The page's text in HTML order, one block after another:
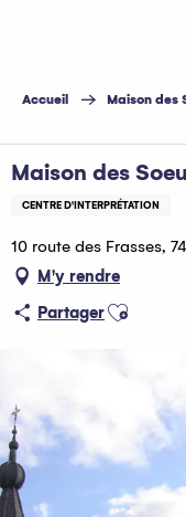
principal
Accueil Maison des
Maison des
CENTRE D'INTERPRÉTATION
10 route des Frasses,
M'y rendre
PartagerAjouter